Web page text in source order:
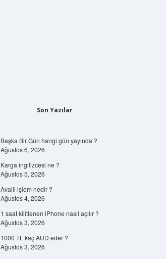
Son Yazılar
Başka Bir Gün hangi gün yayında ?
Ağustos 6, 2026
Karga ingilizcesi ne ?
Ağustos 5, 2026
Avalli işlem nedir ?
Ağustos 4, 2026
1 saat kilitlenen iPhone nasıl açılır ?
Ağustos 3, 2026
1000 TL kaç AUD eder ?
Ağustos 3, 2026